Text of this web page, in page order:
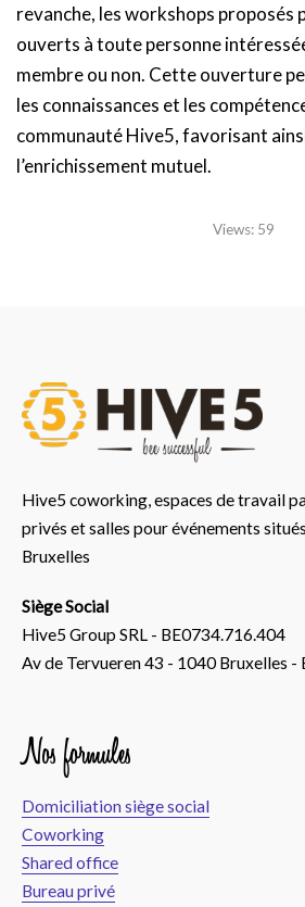
revanche, les workshops proposés
ouverts à toute personne
membre ou non. Cette ouverture
les connaissances et les
communauté Hive5, favorisant
l’enrichissement mutuel.
Views: 59
Hive5 coworking, espaces de travail
privés et salles pour événements
Bruxelles
Siège Social
Hive5 Group SRL - BE0734.716.404
Av de Tervueren 43 - 1040 Bruxelles -
Nos formules
Domiciliation siège social
Coworking
Shared office
Bureau privé